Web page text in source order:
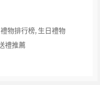
物排行榜, 生日禮物
禮推薦